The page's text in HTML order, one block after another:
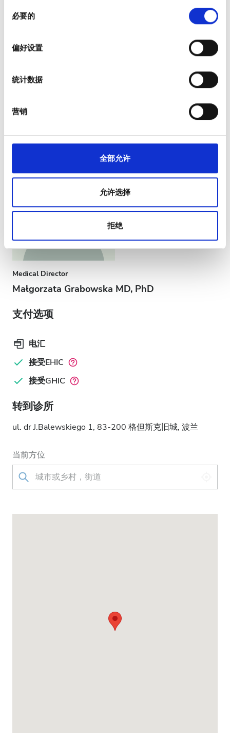
查找有关您的个人数据如何处理的更多信息，
并设置您的首选项。您可随时从Cookie声明中更改或撤回
我们使用 Cookie 来制作贴合用户需求的内容与广告、提供
体、广告和分析合作伙伴分享您对我们网站的使用情况，
必要的
偏好设置
统计数据
营销
全部允许
允许选择
拒绝
星期四
星期五
员工
Medical Director
Małgorzata Grabowska MD, PhD
支付选项
电汇
接受EHIC
接受GHIC
转到诊所
ul. dr J.Balewskiego 1, 83-200 格但斯克旧城, 波兰
当前方位